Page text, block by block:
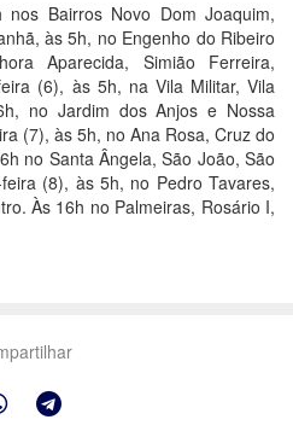
nos Bairros Novo Dom Joaquim,
às 5h, no Engenho do Ribeiro
Aparecida, Simião Ferreira,
(6), às 5h, na Vila Militar, Vila
no Jardim dos Anjos e Nossa
(7), às 5h, no Ana Rosa, Cruz do
no Santa Ângela, São João, São
(8), às 5h, no Pedro Tavares,
Às 16h no Palmeiras, Rosário I,